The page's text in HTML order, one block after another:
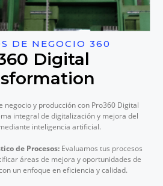
DE NEGOCIO 360
Digital
negocio y producción con Pro360 Digital
integral de digitalización y mejora del
inteligencia artificial.
de Procesos: Evaluamos tus procesos
áreas de mejora y oportunidades de
un enfoque en eficiencia y calidad.